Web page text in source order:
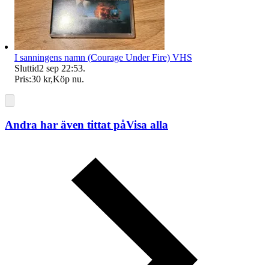
I sanningens namn (Courage Under Fire) VHS
Sluttid2 sep 22:53.
Pris:30 kr,Köp nu.
Andra har även tittat påVisa alla